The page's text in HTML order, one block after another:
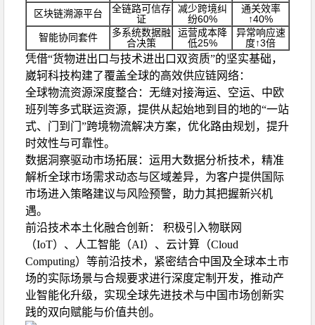
区块链溯源平台
全链路可信存
证
减少跨境纠
纷60%
通关效率
↑40%
智能协同套件
多系统数据融
合决策
运营成本降
低25%
异常响应速
度↑3倍
凭借“货物进出口与技术进出口双资质”的坚实基础，
崴轲科技构建了覆盖全球的高效供应链网络：
全球物流资源深度整合：无缝对接海运、空运、中欧
班列等多式联运资源，提供从起始地到目的地的“一站
式、门到门”跨境物流解决方案，优化路由规划，提升
时效性与可靠性。
数据洞察驱动市场拓展：运用大数据分析技术，精准
解析全球市场需求动态与区域差异，为客户提供国际
市场进入策略建议与风险预警，助力其把握新兴机
遇。
前沿技术本土化融合创新： 积极引入物联网
（IoT）、人工智能（AI）、云计算（Cloud
Computing）等前沿技术，紧密结合中国及全球本土市
场的实际场景与合规要求进行深度定制开发，推动产
业智能化升级，实现全球先进技术与中国市场创新实
践的双向赋能与价值共创。